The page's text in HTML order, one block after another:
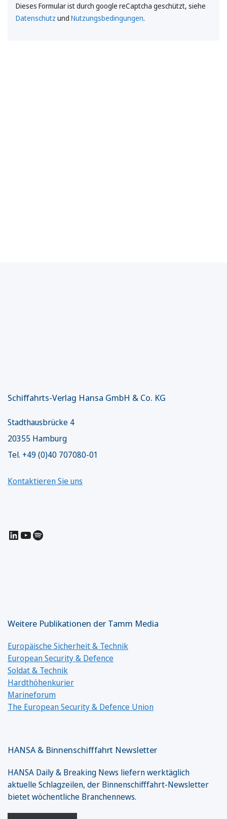
Dieses Formular ist durch google reCaptcha geschützt, siehe
Datenschutz und Nutzungsbedingungen.
Schiffahrts-Verlag Hansa GmbH & Co. KG
Stadthausbrücke 4
20355 Hamburg
Tel. +49 (0)40 707080-01
Kontaktieren Sie uns
LinkedIn
YouTube
Spotify
Weitere Publikationen der Tamm Media
Europäische Sicherheit & Technik
European Security & Defence
Soldat & Technik
Hardthöhenkurier
Marineforum
The European Security & Defence Union
HANSA & Binnenschifffahrt Newsletter
HANSA Daily & Breaking News liefern werktäglich
aktuelle Schlagzeilen, der Binnenschifffahrt-Newsletter
bietet wöchentliche Branchennews.